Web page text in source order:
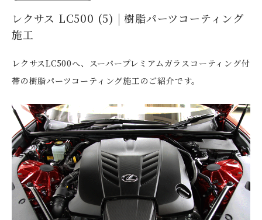
レクサス LC500 (5) | 樹脂パーツコーティング
施工
レクサスLC500へ、スーパープレミアムガラスコーティング付
帯の樹脂パーツコーティング施工のご紹介です。